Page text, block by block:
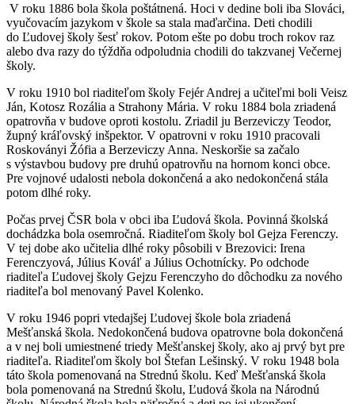
V roku 1886 bola škola poštátnená. Hoci v dedine boli iba Slováci,
vyučovacím jazykom v škole sa stala maďarčina. Deti chodili
do Ľudovej školy šesť rokov. Potom ešte po dobu troch rokov raz
alebo dva razy do týždňa odpoludnia chodili do takzvanej Večernej
školy.
V roku 1910 bol riaditeľom školy Fejér Andrej a učiteľmi boli Veisz
Ján, Kotosz Rozália a Strahony Mária. V roku 1884 bola zriadená
opatrovňa v budove oproti kostolu. Zriadil ju Berzeviczy Teodor,
župný kráľovský inšpektor. V opatrovni v roku 1910 pracovali
Roskoványi Žófia a Berzeviczy Anna. Neskoršie sa začalo
s výstavbou budovy pre druhú opatrovňu na hornom konci obce.
Pre vojnové udalosti nebola dokončená a ako nedokončená stála
potom dlhé roky.
Počas prvej ČSR bola v obci iba Ľudová škola. Povinná školská
dochádzka bola osemročná. Riaditeľom školy bol Gejza Ferenczy.
V tej dobe ako učitelia dlhé roky pôsobili v Brezovici: Irena
Ferenczyová, Július Kováľ a Július Ochotnícky. Po odchode
riaditeľa Ľudovej školy Gejzu Ferenczyho do dôchodku za nového
riaditeľa bol menovaný Pavel Kolenko.
V roku 1946 popri vtedajšej Ľudovej škole bola zriadená
Mešťanská škola. Nedokončená budova opatrovne bola dokončená
a v nej boli umiestnené triedy Mešťanskej školy, ako aj prvý byt pre
riaditeľa. Riaditeľom školy bol Štefan Lešinský. V roku 1948 bola
táto škola pomenovaná na Strednú školu. Keď Mešťanská škola
bola pomenovaná na Strednú školu, Ľudová škola na Národnú